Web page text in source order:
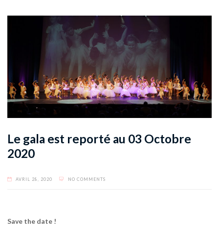
Le gala est reporté au 03 Octobre
2020
AVRIL 28, 2020 NO COMMENTS
Save the date !